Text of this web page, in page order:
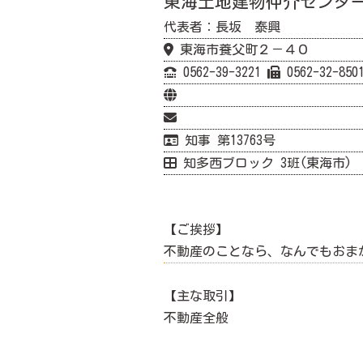
代表者：長坂 泰興
東海市養父町２－４０
0562-39-3221
0562-32-8501
知事 第13763号
知多西ブロック 3班(東海市)
【ご挨拶】
不動産のことなら、なんでもおま
【主な取引】
不動産全般